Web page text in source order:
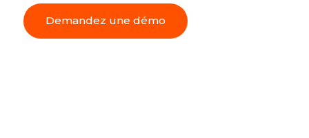
Demandez une démo